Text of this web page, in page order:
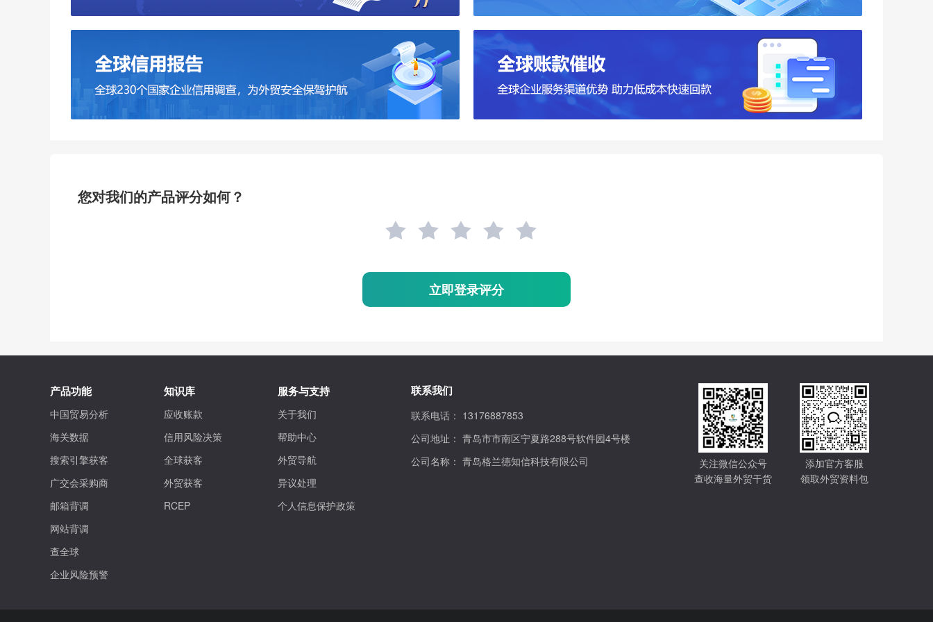
您对我们的产品评分如何？
立即登录评分
产品功能
中国贸易分析
海关数据
搜索引擎获客
广交会采购商
邮箱背调
网站背调
查全球
企业风险预警
知识库
应收账款
信用风险决策
全球获客
外贸获客
RCEP
服务与支持
关于我们
帮助中心
外贸导航
异议处理
个人信息保护政策
联系我们
联系电话： 13176887853
公司地址： 青岛市市南区宁夏路288号软件园4号楼
公司名称： 青岛格兰德知信科技有限公司
关注微信公众号
查收海量外贸干货
添加官方客服
领取外贸资料包